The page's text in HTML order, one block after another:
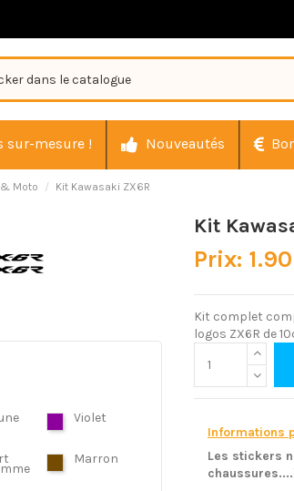
sur-mesure ! Nouveautés
Moto Kit Kawasaki ZX6R
Violet
Marron
Kit
Prix:
Kit complet
logos ZX6R de
Informations
Les stickers